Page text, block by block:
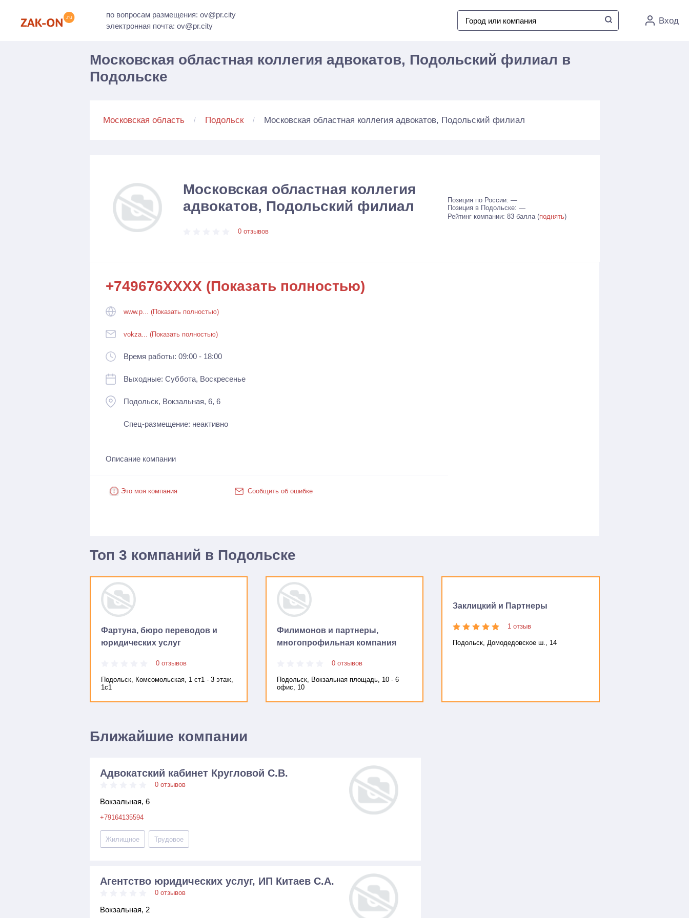
по вопросам размещения: ov@pr.city
электронная почта: ov@pr.city
Вход
Московская областная коллегия адвокатов, Подольский филиал в
Подольске
Московская область Подольск Московская областная коллегия адвокатов, Подольский филиал
Московская областная коллегия
адвокатов, Подольский филиал
0 отзывов
Позиция по России: —
Позиция в Подольске: —
Рейтинг компании: 83 балла (поднять)
+749676XXXX (Показать полностью)
www.p... (Показать полностью)
vokza... (Показать полностью)
Время работы: 09:00 - 18:00
Выходные: Суббота, Воскресенье
Подольск, Вокзальная, 6, 6
Спец-размещение: неактивно
Описание компании
Это моя компания Сообщить об ошибке
Топ 3 компаний в Подольске
Фартуна, бюро переводов и
юридических услуг
0 отзывов
Подольск, Комсомольская, 1 ст1 - 3 этаж,
1с1
Филимонов и партнеры,
многопрофильная компания
0 отзывов
Подольск, Вокзальная площадь, 10 - 6
офис, 10
Заклицкий и Партнеры
1 отзыв
Подольск, Домодедовское ш., 14
Ближайшие компании
Адвокатский кабинет Кругловой С.В.
0 отзывов
Вокзальная, 6
+79164135594
Жилищное Трудовое
Агентство юридических услуг, ИП Китаев С.А.
0 отзывов
Вокзальная, 2